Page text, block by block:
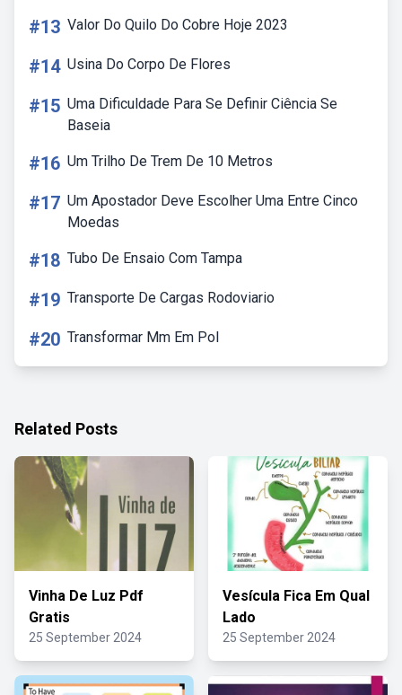
#13 Valor Do Quilo Do Cobre Hoje 2023
#14 Usina Do Corpo De Flores
#15 Uma Dificuldade Para Se Definir Ciência Se
Baseia
#16 Um Trilho De Trem De 10 Metros
#17 Um Apostador Deve Escolher Uma Entre Cinco
Moedas
#18 Tubo De Ensaio Com Tampa
#19 Transporte De Cargas Rodoviario
#20 Transformar Mm Em Pol
Related Posts
Vinha De Luz Pdf
Gratis
25 September 2024
Vesícula Fica Em Qual
Lado
25 September 2024